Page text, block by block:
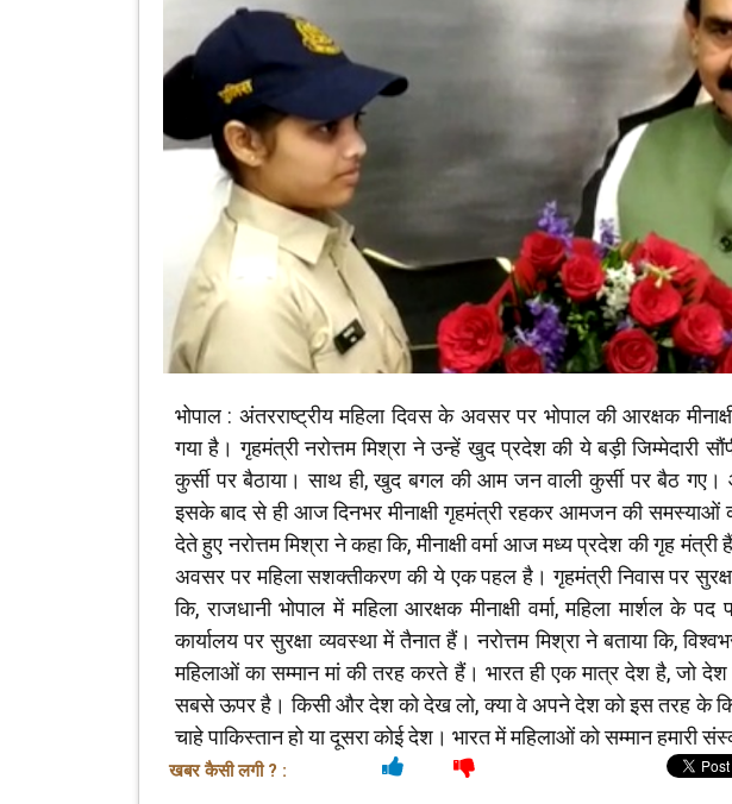
भोपाल : अंतरराष्ट्रीय महिला दिवस के अवसर पर भोपाल की आरक्षक
गया है। गृहमंत्री नरोत्तम मिश्रा ने उन्हें खुद प्रदेश की ये बड़ी जिम्मेदारी
कुर्सी पर बैठाया। साथ ही, खुद बगल की आम जन वाली कुर्सी पर बैठ
इसके बाद से ही आज दिनभर मीनाक्षी गृहमंत्री रहकर आमजन की समस्याओं
देते हुए नरोत्तम मिश्रा ने कहा कि, मीनाक्षी वर्मा आज मध्य प्रदेश की गृह
अवसर पर महिला सशक्तीकरण की ये एक पहल है। गृहमंत्री निवास पर सुरक्षा
कि, राजधानी भोपाल में महिला आरक्षक मीनाक्षी वर्मा, महिला मार्शल के पद
कार्यालय पर सुरक्षा व्यवस्था में तैनात हैं। नरोत्तम मिश्रा ने बताया कि,
महिलाओं का सम्मान मां की तरह करते हैं। भारत ही एक मात्र देश है, जो
सबसे ऊपर है। किसी और देश को देख लो, क्या वे अपने देश को इस तरह के
चाहे पाकिस्तान हो या दूसरा कोई देश। भारत में महिलाओं को सम्मान हमारी
खबर कैसी लगी ? :